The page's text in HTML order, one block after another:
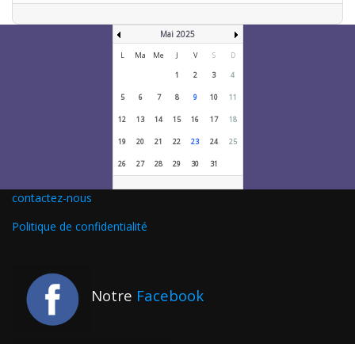
Mai 2025
L Ma Me J V S
D
1
2 3 4
5 6 7 8 9 10 11
12 13 14 15 16 17 18
19 20 21 22 23 24 25
26 27 28 29 30 31
contactez-nous
Politique de confidentialité
Notre Facebook